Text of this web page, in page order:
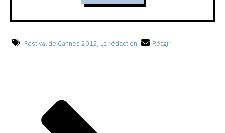
Festival de Cannes 2012, La rédaction Réagir